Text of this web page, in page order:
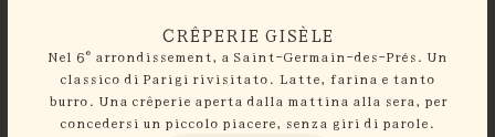
CRÊPERIE GISÈLE
Nel 6° arrondissement, a Saint-Germain-des-Prés. Un
classico di Parigi rivisitato. Latte, farina e tanto
burro. Una crêperie aperta dalla mattina alla sera, per
concedersi un piccolo piacere, senza giri di parole.